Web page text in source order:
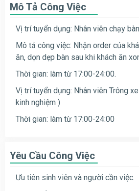
Mô Tả Công Việc
Vị trí tuyển dụng: Nhân viên chạy bàn
Mô tả công việc: Nhận order của
ăn, dọn dẹp bàn sau khi khách ăn
Thời gian: làm từ 17:00-24:00.
Vị trí tuyển dụng: Nhân viên Trông
kinh nghiệm )
Thời gian: làm từ 17:00-24:00
Yêu Cầu Công Việc
Ưu tiên sinh viên và người cần việc.